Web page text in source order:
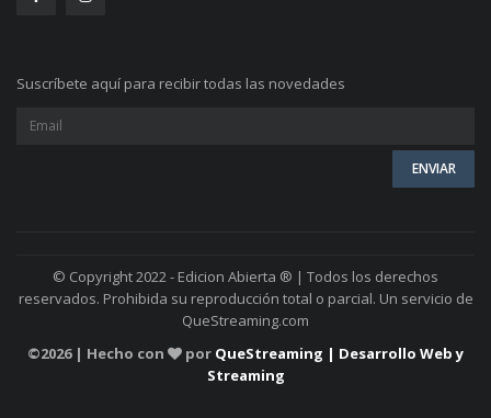
Suscríbete aquí para recibir todas las novedades
© Copyright 2022 - Edicion Abierta ® | Todos los derechos
reservados. Prohibida su reproducción total o parcial. Un servicio de
QueStreaming.com
©2026 | Hecho con por QueStreaming | Desarrollo Web y
Streaming